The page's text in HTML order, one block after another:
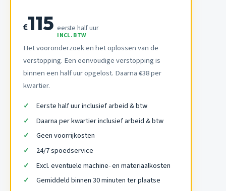
€115 eerste half uur
INCL. BTW
Het vooronderzoek en het oplossen van de
verstopping. Een eenvoudige verstopping is
binnen een half uur opgelost. Daarna €38 per
kwartier.
Eerste half uur inclusief arbeid & btw
Daarna per kwartier inclusief arbeid & btw
Geen voorrijkosten
24/7 spoedservice
Excl. eventuele machine- en materiaalkosten
Gemiddeld binnen 30 minuten ter plaatse